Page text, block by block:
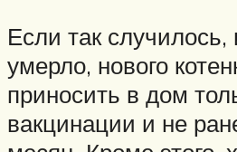
Если так
умерло, нового
приносить в дом
вакцинации и не